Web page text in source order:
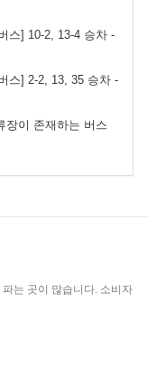
스] 10-2, 13-4 승차 -
스] 2-2, 13, 35 승차 -
장이 존재하는 버스
는 곳이 많습니다. 소비자